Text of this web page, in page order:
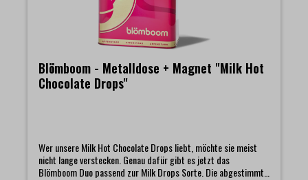
Blömboom - Metalldose + Magnet "Milk Hot
Chocolate Drops"
Wer unsere Milk Hot Chocolate Drops liebt, möchte sie meist
nicht lange verstecken. Genau dafür gibt es jetzt das
Blömboom Duo passend zur Milk Drops Sorte. Die abgestimmte